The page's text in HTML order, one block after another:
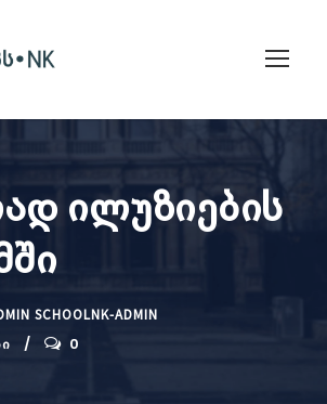
ილუზიების
SCHOOLNK-ADMIN
0